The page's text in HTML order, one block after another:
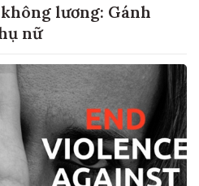
lương: Gánh
nữ